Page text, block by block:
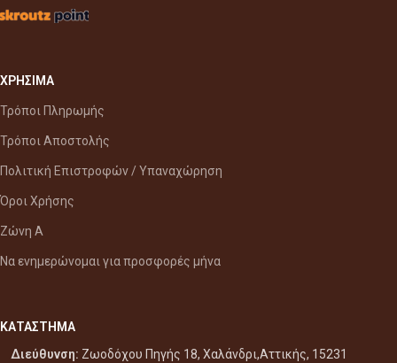
ΧΡΗΣΙΜΑ
Τρόποι Πληρωμής
Τρόποι Αποστολής
Πολιτική Επιστροφών / Υπαναχώρηση
Όροι Χρήσης
Ζώνη Α
Να ενημερώνομαι για προσφορές μήνα
ΚΑΤΑΣΤΗΜΑ
Διεύθυνση: Ζωοδόχου Πηγής 18, Χαλάνδρι,Αττικής, 15231